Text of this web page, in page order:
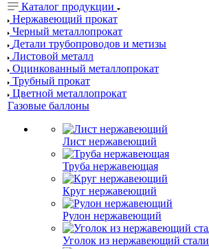
Каталог продукции
Нержавеющий прокат
Черный металлопрокат
Детали трубопроводов и метизы
Листовой металл
Оцинкованный металлопрокат
Трубный прокат
Цветной металлопрокат
Газовые баллоны
Лист нержавеющий
Труба нержавеющая
Круг нержавеющий
Рулон нержавеющий
Уголок из нержавеющий стали